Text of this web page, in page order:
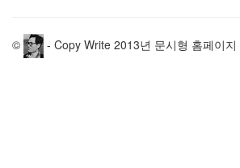
© - Copy Write 2013년 문시형 홈페이지